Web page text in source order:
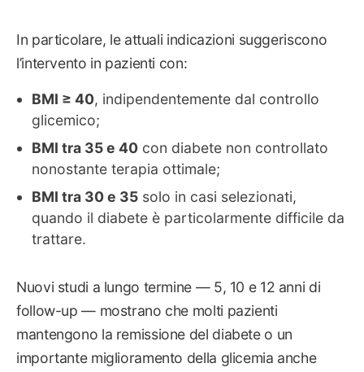
In particolare, le attuali indicazioni suggeriscono
l’intervento in pazienti con:
BMI ≥ 40, indipendentemente dal controllo
glicemico;
BMI tra 35 e 40 con diabete non controllato
nonostante terapia ottimale;
BMI tra 30 e 35 solo in casi selezionati,
quando il diabete è particolarmente difficile da
trattare.
Nuovi studi a lungo termine — 5, 10 e 12 anni di
follow-up — mostrano che molti pazienti
mantengono la remissione del diabete o un
importante miglioramento della glicemia anche